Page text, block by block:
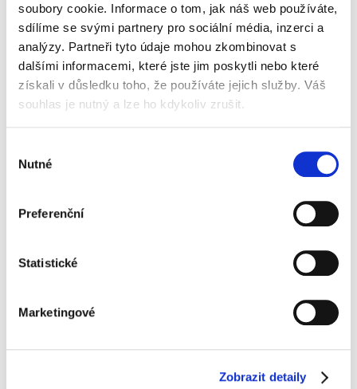
soubory cookie. Informace o tom, jak náš web používáte,
sdílíme se svými partnery pro sociální média, inzerci a
analýzy. Partneři tyto údaje mohou zkombinovat s
dalšími informacemi, které jste jim poskytli nebo které
získali v důsledku toho, že používáte jejich služby. Váš
souhlas je nutný a lze ho kdykoliv zrušit.
souhlasu
Nutné
Preferenční
Statistické
Marketingové
Zobrazit detaily
PROČ SI VYBRAT ATALIAN
v České republice, dnes již s více než 25